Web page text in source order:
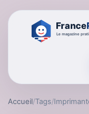
Accueil/Tags/